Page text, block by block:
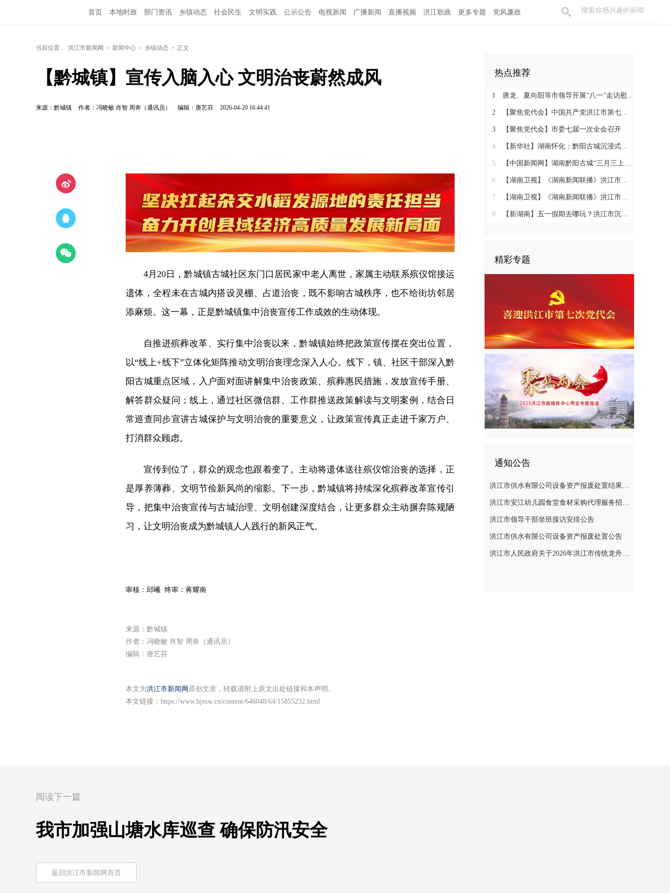
首页 本地时政 部门资讯 乡镇动态 社会民生 文明实践 公示公告 电视新闻 广播新闻 直播视频 洪江歌曲 更多专题 党风廉政
当前位置: 洪江市新闻网 > 新闻中心 > 乡镇动态 > 正文
【黔城镇】宣传入脑入心 文明治丧蔚然成风
来源：黔城镇 作者：冯晓敏 肖智 周奔（通讯员） 编辑：唐艺芬 2026-04-20 16:44:41
4月20日，黔城镇古城社区东门口居民家中老人离世，家属主动联系殡仪馆接运
遗体，全程未在古城内搭设灵棚、占道治丧，既不影响古城秩序，也不给街坊邻居
添麻烦。这一幕，正是黔城镇集中治丧宣传工作成效的生动体现。
自推进殡葬改革、实行集中治丧以来，黔城镇始终把政策宣传摆在突出位置，
以“线上+线下”立体化矩阵推动文明治丧理念深入人心。线下，镇、社区干部深入黔
阳古城重点区域，入户面对面讲解集中治丧政策、殡葬惠民措施，发放宣传手册、
解答群众疑问；线上，通过社区微信群、工作群推送政策解读与文明案例，结合日
常巡查同步宣讲古城保护与文明治丧的重要意义，让政策宣传真正走进千家万户、
打消群众顾虑。
宣传到位了，群众的观念也跟着变了。主动将遗体送往殡仪馆治丧的选择，正
是厚养薄葬、文明节俭新风尚的缩影。下一步，黔城镇将持续深化殡葬改革宣传引
导，把集中治丧宣传与古城治理、文明创建深度结合，让更多群众主动摒弃陈规陋
习，让文明治丧成为黔城镇人人践行的新风正气。
审核：邱曦 终审：蒋耀南
来源：黔城镇
作者：冯晓敏 肖智 周奔（通讯员）
编辑：唐艺芬
本文为洪江市新闻网 原创文章，转载请附上原文出处链接和本声明。
本文链接： https://www.hjsxw.cn/content/646048/64/15855232.html
热点推荐
1 唐龙、夏向阳等市领导开展“八一”走访慰问活动
2 【聚焦党代会】中国共产党洪江市第七次代表大会胜利闭幕
3 【聚焦党代会】市委七届一次全会召开
4 【新华社】湖南怀化：黔阳古城沉浸式玩法热度攀升
5 【中国新闻网】湖南黔阳古城“三月三上巳节”演绎千年文化盛宴
6 【湖南卫视】《湖南新闻联播》洪江市：相约三月三 体验地道民俗
7 【湖南卫视】《湖南新闻联播》洪江市：相约三月三 体验地道民俗
8 【新湖南】五一假期去哪玩？洪江市沉浸式西游、趣味农耕、青春汇演……5天不重样
精彩专题
通知公告
洪江市供水有限公司设备资产报废处置结果公示
洪江市安江幼儿园食堂食材采购代理服务招标遴选公告
洪江市领导干部坐班接访安排公告
洪江市供水有限公司设备资产报废处置公告
洪江市人民政府关于2026年洪江市传统龙舟赛活动期间临时管制无人机等“低慢小”航空器的通告
阅读下一篇
我市加强山塘水库巡查 确保防汛安全
返回洪江市新闻网首页